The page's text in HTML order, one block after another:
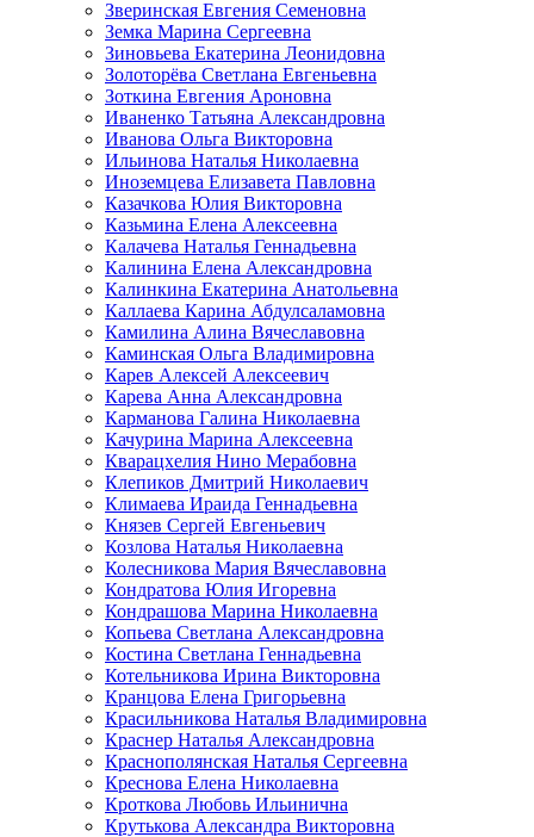
Зверинская Евгения Семеновна
Земка Марина Сергеевна
Зиновьева Екатерина Леонидовна
Золоторёва Светлана Евгеньевна
Зоткина Евгения Ароновна
Иваненко Татьяна Александровна
Иванова Ольга Викторовна
Ильинова Наталья Николаевна
Иноземцева Елизавета Павловна
Казачкова Юлия Викторовна
Казьмина Елена Алексеевна
Калачева Наталья Геннадьевна
Калинина Елена Александровна
Калинкина Екатерина Анатольевна
Каллаева Карина Абдулсаламовна
Камилина Алина Вячеславовна
Каминская Ольга Владимировна
Карев Алексей Алексеевич
Карева Анна Александровна
Карманова Галина Николаевна
Качурина Марина Алексеевна
Кварацхелия Нино Мерабовна
Клепиков Дмитрий Николаевич
Климаева Ираида Геннадьевна
Князев Сергей Евгеньевич
Козлова Наталья Николаевна
Колесникова Мария Вячеславовна
Кондратова Юлия Игоревна
Кондрашова Марина Николаевна
Копьева Светлана Александровна
Костина Светлана Геннадьевна
Котельникова Ирина Викторовна
Кранцова Елена Григорьевна
Красильникова Наталья Владимировна
Краснер Наталья Александровна
Краснополянская Наталья Сергеевна
Креснова Елена Николаевна
Кроткова Любовь Ильинична
Крутькова Александра Викторовна